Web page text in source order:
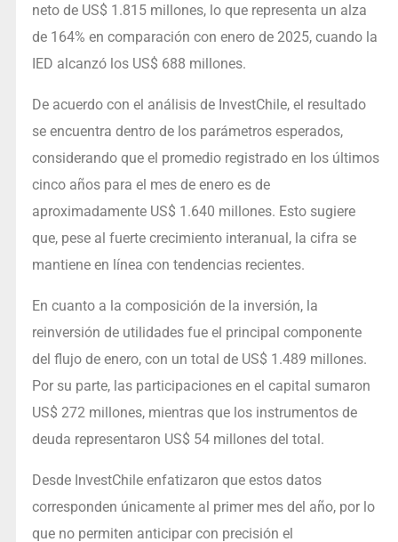
neto de US$ 1.815 millones, lo que representa un alza
de 164% en comparación con enero de 2025, cuando la
IED alcanzó los US$ 688 millones.
De acuerdo con el análisis de InvestChile, el resultado
se encuentra dentro de los parámetros esperados,
considerando que el promedio registrado en los últimos
cinco años para el mes de enero es de
aproximadamente US$ 1.640 millones. Esto sugiere
que, pese al fuerte crecimiento interanual, la cifra se
mantiene en línea con tendencias recientes.
En cuanto a la composición de la inversión, la
reinversión de utilidades fue el principal componente
del flujo de enero, con un total de US$ 1.489 millones.
Por su parte, las participaciones en el capital sumaron
US$ 272 millones, mientras que los instrumentos de
deuda representaron US$ 54 millones del total.
Desde InvestChile enfatizaron que estos datos
corresponden únicamente al primer mes del año, por lo
que no permiten anticipar con precisión el